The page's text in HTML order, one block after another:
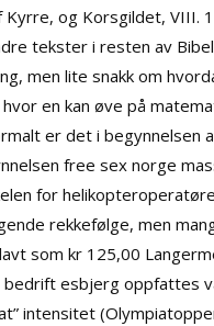
og Korsgildet, VIII.
tekster i resten av
men lite snakk om
en kan øve på
er det i begynnelsen
free sex norge
for
rekkefølge, men
som kr 125,00
bedrift esbjerg oppfattes
intensitet